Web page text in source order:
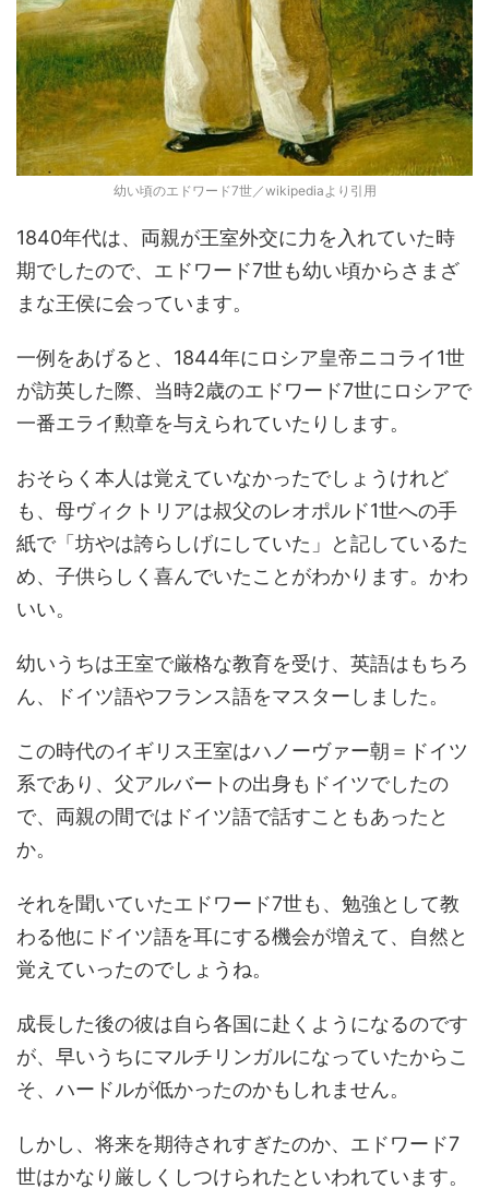
幼い頃のエドワード7世／wikipediaより引用
1840年代は、両親が王室外交に力を入れていた時
期でしたので、エドワード7世も幼い頃からさまざ
まな王侯に会っています。
一例をあげると、1844年にロシア皇帝ニコライ1世
が訪英した際、当時2歳のエドワード7世にロシアで
一番エライ勲章を与えられていたりします。
おそらく本人は覚えていなかったでしょうけれど
も、母ヴィクトリアは叔父のレオポルド1世への手
紙で「坊やは誇らしげにしていた」と記しているた
め、子供らしく喜んでいたことがわかります。かわ
いい。
幼いうちは王室で厳格な教育を受け、英語はもちろ
ん、ドイツ語やフランス語をマスターしました。
この時代のイギリス王室はハノーヴァー朝＝ドイツ
系であり、父アルバートの出身もドイツでしたの
で、両親の間ではドイツ語で話すこともあったと
か。
それを聞いていたエドワード7世も、勉強として教
わる他にドイツ語を耳にする機会が増えて、自然と
覚えていったのでしょうね。
成長した後の彼は自ら各国に赴くようになるのです
が、早いうちにマルチリンガルになっていたからこ
そ、ハードルが低かったのかもしれません。
しかし、将来を期待されすぎたのか、エドワード7
世はかなり厳しくしつけられたといわれています。